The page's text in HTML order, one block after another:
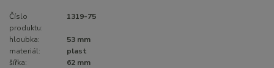
Číslo
produktu:
1319-75
hloubka:
53 mm
materiál:
plast
šířka:
62 mm